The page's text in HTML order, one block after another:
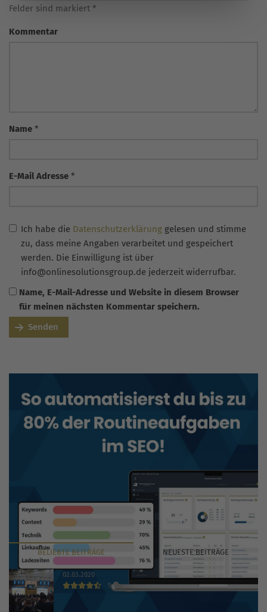
Felder sind markiert *
Kommentar
Name *
E-Mail Adresse *
Ich habe die Datenschutzerklärung gelesen und stimme
zu, dass meine Angaben verarbeitet und gespeichert
werden. Die Einwilligung ist über
info@onlinesolutionsgroup.de jederzeit widerrufbar.
Name, E-Mail-Adresse und Website in diesem Browser
für meinen nächsten Kommentar speichern.
Senden
BELIEBTEBEITRÄGE NEUESTEBEITRÄGE
02.03.2020
5